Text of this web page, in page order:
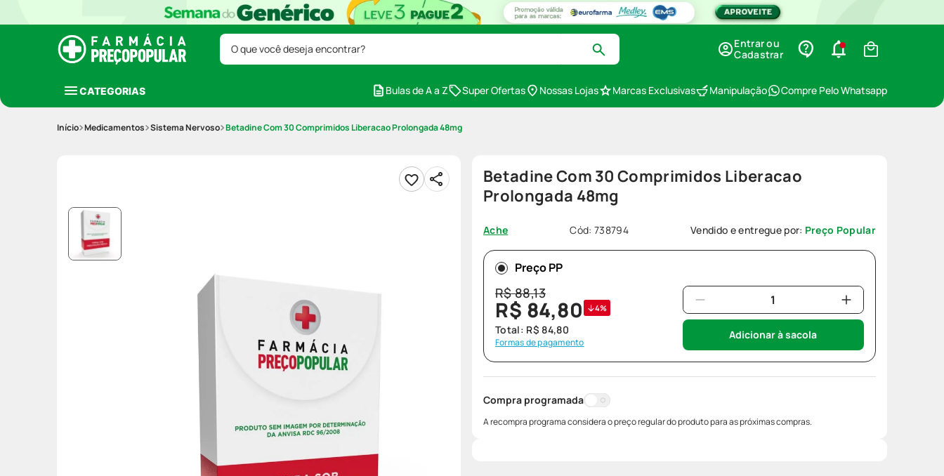
O que você deseja encontrar?
Entrar ou
Cadastrar
CATEGORIAS Bulas de A a Z Super Ofertas Nossas Lojas Marcas Exclusivas Manipulação Compre Pelo Whatsapp
Medicamentos Sistema Nervoso Betadine Com 30 Comprimidos Liberacao Prolongada 48mg
Betadine Com 30 Comprimidos Liberacao
Prolongada 48mg
Ache Cód:738794 Vendido e entregue por: Preço Popular
Preço PP
R$88,13
R$ 84,80 4%
Total: R$ 84,80
Formas de pagamento
Adicionar à sacola
Compra programada
A recompra programa considera o preço regular do produto para as próximas compras.